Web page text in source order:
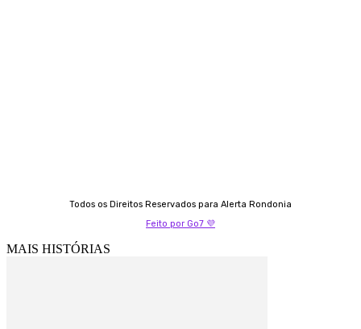
Todos os Direitos Reservados para Alerta Rondonia
Feito por Go7 💜
MAIS HISTÓRIAS